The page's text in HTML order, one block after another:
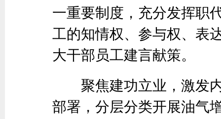
一重要制度，充分发挥职
工的知情权、参与权、表
大干部员工建言献策。
聚焦建功立业，激发内
部署，分层分类开展油气